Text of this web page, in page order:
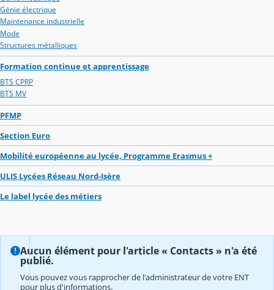
Génie électrique
Maintenance industrielle
Mode
Structures métalliques
Formation continue et apprentissage
BTS CPRP
BTS MV
PFMP
Section Euro
Mobilité européenne au lycée, Programme Erasmus +
ULIS Lycées Réseau Nord-Isère
Le label lycée des métiers
Aucun élément pour l'article « Contacts » n'a été
publié.
Vous pouvez vous rapprocher de l'administrateur de votre ENT
pour plus d'informations.